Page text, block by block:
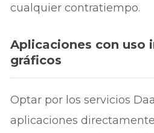
cualquier contratiempo.
Aplicaciones con uso
gráficos
Optar por los servicios
aplicaciones